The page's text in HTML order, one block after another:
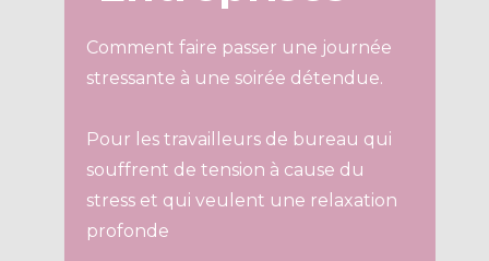
Comment faire passer une journée
stressante à une soirée détendue.
Pour les travailleurs de bureau qui
souffrent de tension à cause du
stress et qui veulent une relaxation
profonde